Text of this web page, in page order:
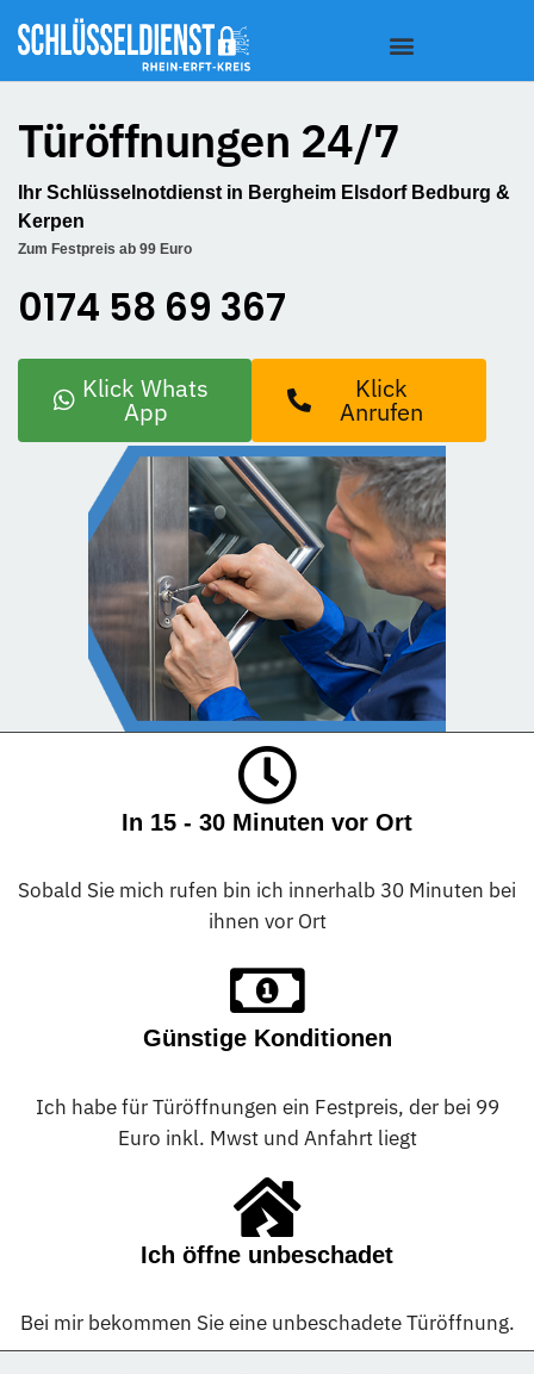
Türöffnungen 24/7
Ihr Schlüsselnotdienst in Bergheim Elsdorf Bedburg &
Kerpen
Zum Festpreis ab 99 Euro
0174 58 69 367
Klick Whats
App
Klick
Anrufen
In 15 - 30 Minuten vor Ort
Sobald Sie mich rufen bin ich innerhalb 30 Minuten bei
ihnen vor Ort
Günstige Konditionen
Ich habe für Türöffnungen ein Festpreis, der bei 99
Euro inkl. Mwst und Anfahrt liegt
Ich öffne unbeschadet
Bei mir bekommen Sie eine unbeschadete Türöffnung.